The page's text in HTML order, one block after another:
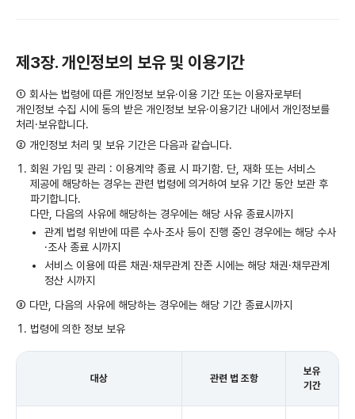
제3장. 개인정보의 보유 및 이용기간
① 회사는 법령에 따른 개인정보 보유·이용 기간 또는 이용자로부터
개인정보 수집 시에 동의 받은 개인정보 보유·이용기간 내에서 개인정보를
처리·보유합니다.
② 개인정보 처리 및 보유 기간은 다음과 같습니다.
회원 가입 및 관리 : 이용계약 종료 시 파기함. 단, 재화 또는 서비스
제공에 해당하는 경우는 관련 법령에 의거하여 보유 기간 동안 보관 후
파기합니다.
다만, 다음의 사유에 해당하는 경우에는 해당 사유 종료시까지
관계 법령 위반에 따른 수사·조사 등이 진행 중인 경우에는 해당 수사
·조사 종료 시까지
서비스 이용에 따른 채권·채무관계 잔존 시에는 해당 채권·채무관계
정산 시까지
③ 다만, 다음의 사유에 해당하는 경우에는 해당 기간 종료시까지
법령에 의한 정보 보유
대상 관련 법 조항
보유
기간